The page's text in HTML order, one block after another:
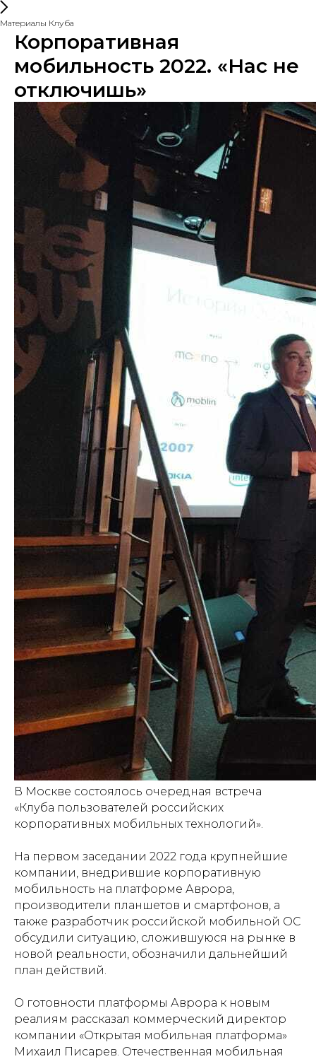
Материалы Клуба
Корпоративная
мобильность 2022. «Нас не
отключишь»
В Москве состоялось очередная встреча
«Клуба пользователей российских
корпоративных мобильных технологий».
На первом заседании 2022 года крупнейшие
компании, внедрившие корпоративную
мобильность на платформе Аврора,
производители планшетов и смартфонов, а
также разработчик российской мобильной ОС
обсудили ситуацию, сложившуюся на рынке в
новой реальности, обозначили дальнейший
план действий.
О готовности платформы Аврора к новым
реалиям рассказал коммерческий директор
компании «Открытая мобильная платформа»
Михаил Писарев. Отечественная мобильная